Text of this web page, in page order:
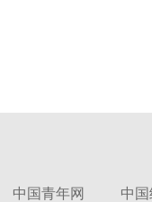
中国青年网 中国